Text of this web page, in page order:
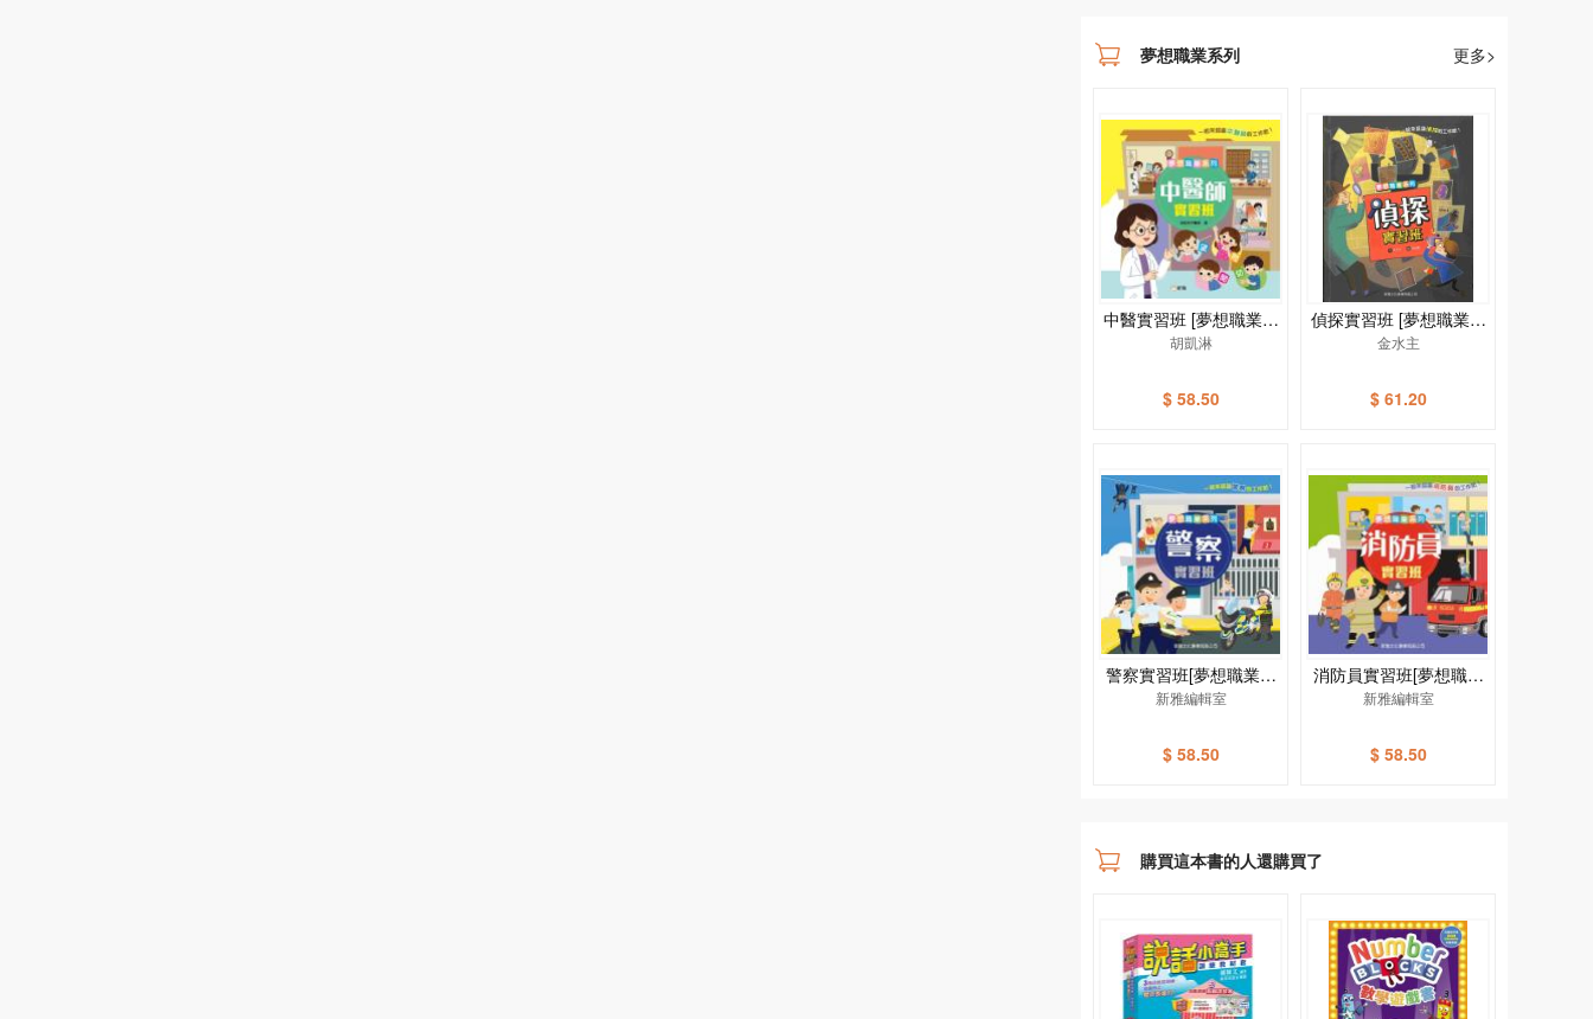
夢想職業系列 更多>
中醫實習班 [夢想職業系
列]
胡凱淋
$ 58.50
偵探實習班 [夢想職業系
列]
金水主
$ 61.20
警察實習班[夢想職業系
列]
新雅編輯室
$ 58.50
消防員實習班[夢想職業
系列]
新雅編輯室
$ 58.50
購買這本書的人還購買了